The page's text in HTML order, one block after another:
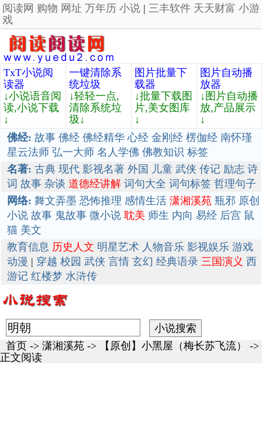
阅读网 购物 网址 万年历 小说 | 三丰软件 天天财富 小游
戏
TxT小说阅
读器
↓小说语音阅
读,小说下载
↓
一键清除系
统垃圾
↓轻轻一点,
清除系统垃
圾↓
图片批量下
载器
↓批量下载图
片,美女图库
↓
图片自动播
放器
↓图片自动播
放,产品展示
↓
佛经: 故事 佛经 佛经精华 心经 金刚经 楞伽经 南怀瑾
星云法师 弘一大师 名人学佛 佛教知识 标签
名著: 古典 现代 影视名著 外国 儿童 武侠 传记 励志 诗
词 故事 杂谈 道德经讲解 词句大全 词句标签 哲理句子
网络: 舞文弄墨 恐怖推理 感情生活 潇湘溪苑 瓶邪 原创
小说 故事 鬼故事 微小说 耽美 师生 内向 易经 后宫 鼠
猫 美文
教育信息 历史人文 明星艺术 人物音乐 影视娱乐 游戏
动漫 | 穿越 校园 武侠 言情 玄幻 经典语录 三国演义 西
游记 红楼梦 水浒传
首页 -> 潇湘溪苑 -> 【原创】小黑屋（梅长苏飞流）
->
正文阅读